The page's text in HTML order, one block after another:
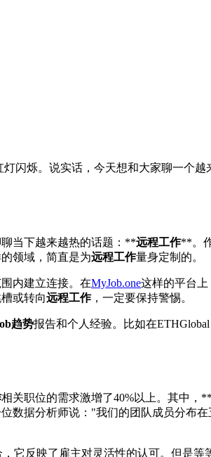
闪烁。说实话，今天想和大家聊一个
当下越来越热的话题：**远程工作**。
领域，简直是为远程工作量身定制的。
内建立连接。在MyJob.one这样的平台
或转向远程工作，一定要保持警惕。
趋势报告和个人经验。比如在
相关职位的需求激增了40%以上。其中，**
数据分析师说："我们的团队成员分布
它反映了雇主对灵活性的认可。但是